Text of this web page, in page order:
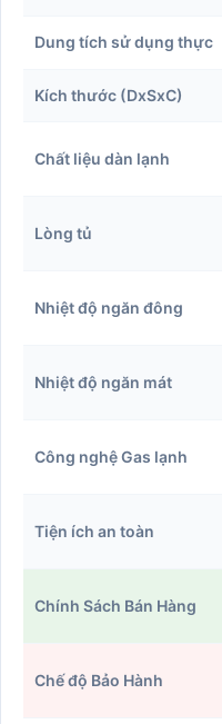
Dung tích sử dụng thực
Kích thước (DxSxC)
Chất liệu dàn lạnh
Lòng tủ
Nhiệt độ ngăn đông
Nhiệt độ ngăn mát
Công nghệ Gas lạnh
Tiện ích an toàn
Chính Sách Bán Hàng
Chế độ Bảo Hành